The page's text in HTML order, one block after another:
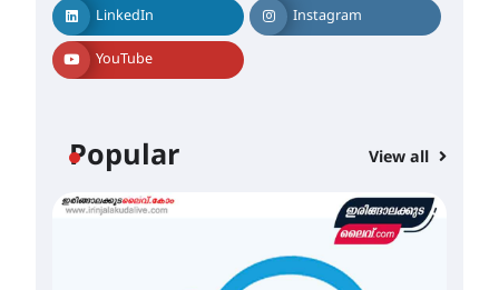
LinkedIn Instagram
YouTube
Popular View all
ഐ.ഐ.ടി മദ്രാസ്സിൽ നിന്നും
പൊരുതി
August 5, 2026